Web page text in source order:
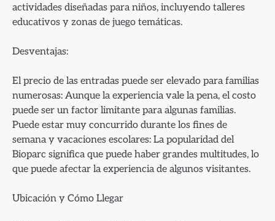
actividades diseñadas para niños, incluyendo talleres
educativos y zonas de juego temáticas.
Desventajas:
El precio de las entradas puede ser elevado para familias
numerosas: Aunque la experiencia vale la pena, el costo
puede ser un factor limitante para algunas familias.
Puede estar muy concurrido durante los fines de
semana y vacaciones escolares: La popularidad del
Bioparc significa que puede haber grandes multitudes, lo
que puede afectar la experiencia de algunos visitantes.
Ubicación y Cómo Llegar